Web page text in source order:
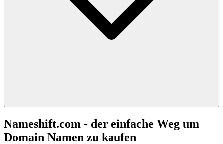
Nameshift.com - der einfache Weg um
Domain Namen zu kaufen